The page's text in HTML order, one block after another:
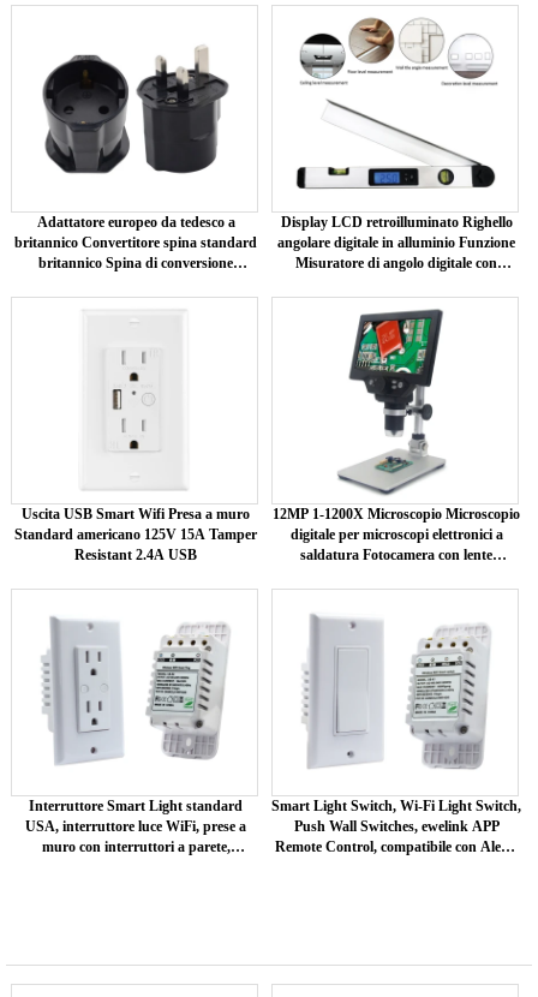
Adattatore europeo da tedesco a
britannico Convertitore spina standard
britannico Spina di conversione
Display LCD retroilluminato Righello
angolare digitale in alluminio Funzione
Misuratore di angolo digitale con
Uscita USB Smart Wifi Presa a muro
Standard americano 125V 15A Tamper
Resistant 2.4A USB
12MP 1-1200X Microscopio Microscopio
digitale per microscopi elettronici a
saldatura Fotocamera con lente
Interruttore Smart Light standard
USA, interruttore luce WiFi, prese a
muro con interruttori a parete,
Smart Light Switch, Wi-Fi Light Switch,
Push Wall Switches, ewelink APP
Remote Control, compatibile con Alexa,